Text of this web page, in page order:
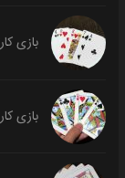
بازی
بازی